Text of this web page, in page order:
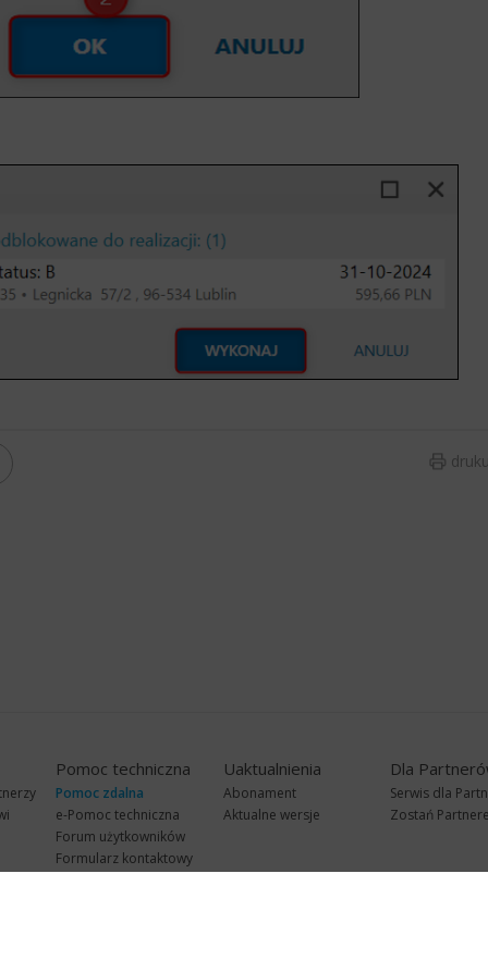
Pomoc techniczna
Pomoc zdalna
e-Pomoc techniczna
Forum użytkowników
Formularz kontaktowy
Uaktualnienia
Abonament
Aktualne wersje
Dla
Serwis dla
Zostań